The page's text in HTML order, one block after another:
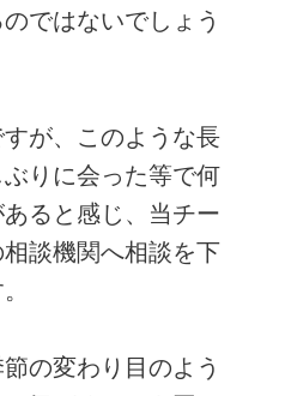
ではないでしょう
が、このような長
りに会った等で何
ると感じ、当チー
談機関へ相談を下
の変わり目のよう